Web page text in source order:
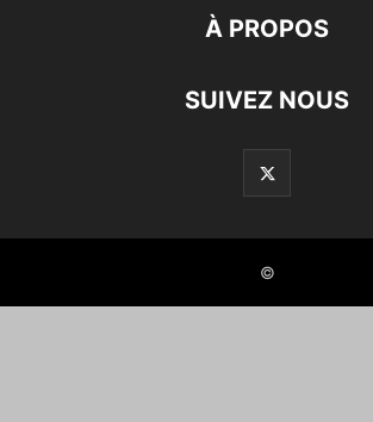
À PROPOS
SUIVEZ NOUS
©